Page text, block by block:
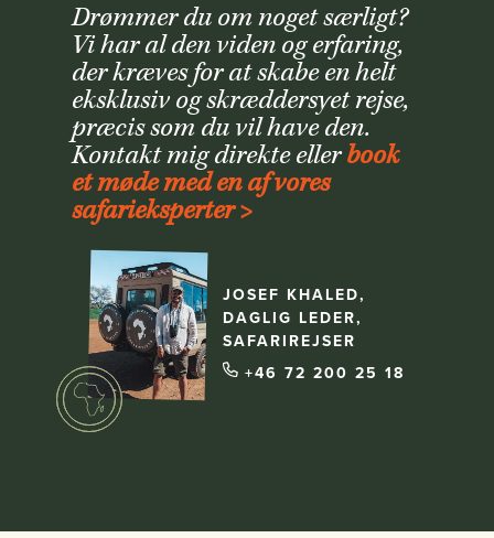
Drømmer du om noget særligt?
Vi har al den viden og erfaring,
der kræves for at skabe en helt
eksklusiv og skræddersyet rejse,
præcis som du vil have den.
Kontakt mig direkte ellerbook
et møde med en af vores
safarieksperter >
JOSEF KHALED,
DAGLIG LEDER,
SAFARIREJSER
+46 72 200 25 18